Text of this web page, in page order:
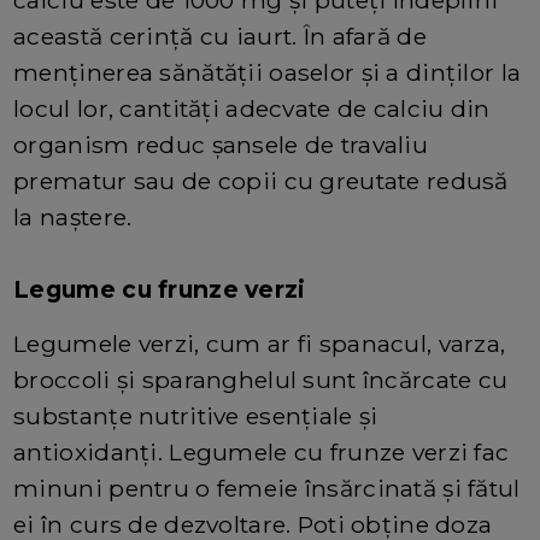
această cerință cu iaurt. În afară de
menținerea sănătății oaselor și a dinților la
locul lor, cantități adecvate de calciu din
organism reduc șansele de travaliu
prematur sau de copii cu greutate redusă
la naștere.
Legume cu frunze verzi
Legumele verzi, cum ar fi spanacul, varza,
broccoli și sparanghelul sunt încărcate cu
substanțe nutritive esențiale și
antioxidanți. Legumele cu frunze verzi fac
minuni pentru o femeie însărcinată și fătul
ei în curs de dezvoltare. Poti obține doza